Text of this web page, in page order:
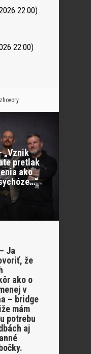
22:00)
22:00)
„Vznik
pretlak
ako
Ja
že
ako o
v
– bridge
mám
potrebu
aj